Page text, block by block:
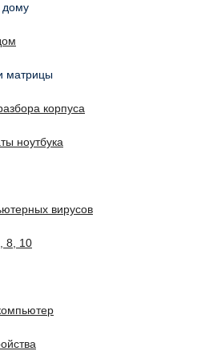
дому
матрицы
корпуса
ноутбука
вирусов
8, 10